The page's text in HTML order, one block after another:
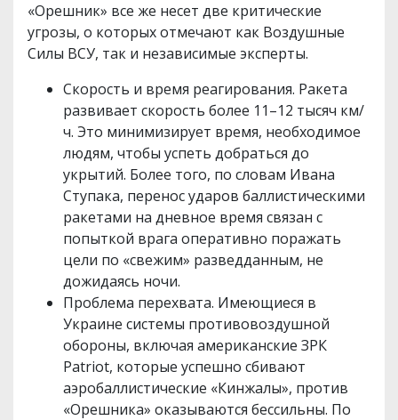
«Орешник» все же несет две критические
угрозы, о которых отмечают как Воздушные
Силы ВСУ, так и независимые эксперты.
Скорость и время реагирования. Ракета
развивает скорость более 11–12 тысяч км/
ч. Это минимизирует время, необходимое
людям, чтобы успеть добраться до
укрытий. Более того, по словам Ивана
Ступака, перенос ударов баллистическими
ракетами на дневное время связан с
попыткой врага оперативно поражать
цели по «свежим» разведданным, не
дожидаясь ночи.
Проблема перехвата. Имеющиеся в
Украине системы противовоздушной
обороны, включая американские ЗРК
Patriot, которые успешно сбивают
аэробаллистические «Кинжалы», против
«Орешника» оказываются бессильны. По